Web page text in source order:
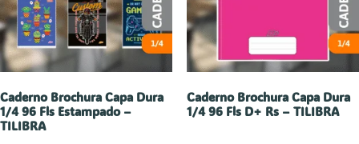
Caderno Brochura Capa Dura
1/4 96 Fls Estampado –
TILIBRA
Caderno Brochura Capa Dura
1/4 96 Fls D+ Rs – TILIBRA